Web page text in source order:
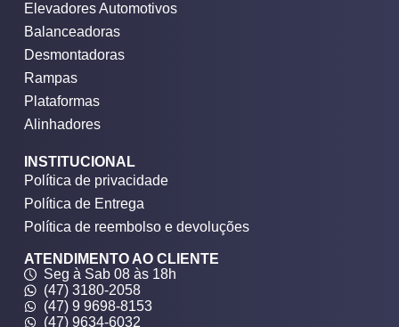
Elevadores Automotivos
Balanceadoras
Desmontadoras
Rampas
Plataformas
Alinhadores
INSTITUCIONAL
Política de privacidade
Política de Entrega
Política de reembolso e devoluções
ATENDIMENTO AO CLIENTE
Seg à Sab 08 às 18h
(47) 3180-2058
(47) 9 9698-8153
(47) 9634-6032